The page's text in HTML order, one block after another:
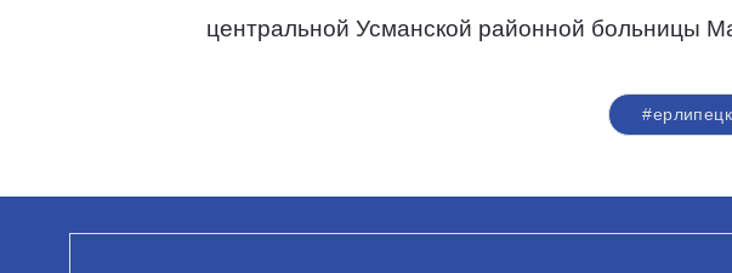
центральной Усманской районной больницы
#ерлипецк